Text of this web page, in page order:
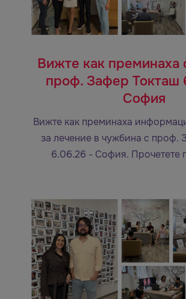
Вижте как преминаха
проф. Зафер Токташ
София
Вижте как преминаха
за лечение в чужбина с проф.
6.06.26 - София. Прочетете